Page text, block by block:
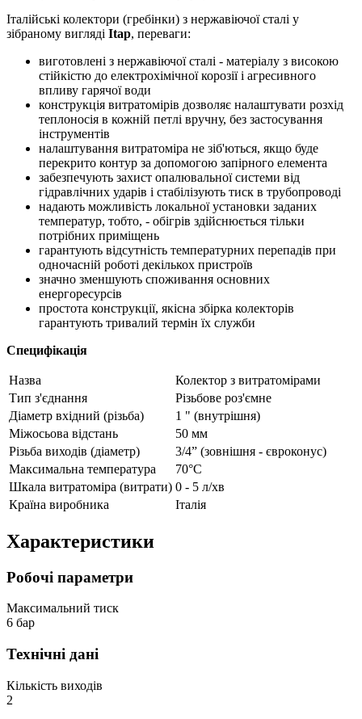
Італійські колектори (гребінки) з нержавіючої сталі у
зібраному вигляді Itap, переваги:
виготовлені з нержавіючої сталі - матеріалу з високою
стійкістю до електрохімічної корозії і агресивного
впливу гарячої води
конструкція витратомірів дозволяє налаштувати розхід
теплоносія в кожній петлі вручну, без застосування
інструментів
налаштування витратоміра не зіб'ються, якщо буде
перекрито контур за допомогою запірного елемента
забезпечують захист опалювальної системи від
гідравлічних ударів і стабілізують тиск в трубопроводі
надають можливість локальної установки заданих
температур, тобто, - обігрів здійснюється тільки
потрібних приміщень
гарантують відсутність температурних перепадів при
одночасній роботі декількох пристроїв
значно зменшують споживання основних
енергоресурсів
простота конструкції, якісна збірка колекторів
гарантують тривалий термін їх служби
Специфікація
Назва
Колектор з витратомірами
Тип з'єднання
Різьбове роз'ємне
Діаметр вхідний (різьба)
1 " (внутрішня)
Міжосьова відстань
50 мм
Різьба виходів (діаметр)
3/4” (зовнішня - євроконус)
Максимальна температура
70°C
Шкала витратоміра (витрати) 0 - 5 л/хв
Країна виробника
Італія
Характеристики
Робочі параметри
Максимальний тиск
6 бар
Технічні дані
Кількість виходів
2